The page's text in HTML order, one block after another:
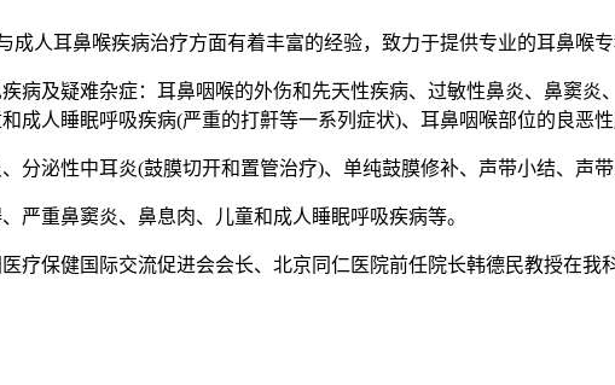
成人耳鼻喉疾病治疗方面有着丰富的经验，致力于提供专业的耳鼻喉专
病及疑难杂症：耳鼻咽喉的外伤和先天性疾病、过敏性鼻炎、鼻窦
成人睡眠呼吸疾病(严重的打鼾等一系列症状)、耳鼻咽喉部位的良恶性
分泌性中耳炎(鼓膜切开和置管治疗)、单纯鼓膜修补、声带小结、声
严重鼻窦炎、鼻息肉、儿童和成人睡眠呼吸疾病等。
疗保健国际交流促进会会长、北京同仁医院前任院长韩德民教授在我